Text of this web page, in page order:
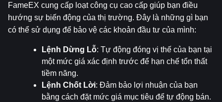
FameEX cung cấp loạt công cụ cao cấp giúp bạn điều
hướng sự biến động của thị trường. Đây là những gì bạn
có thể sử dụng để bảo vệ các khoản đầu tư của mình:
Lệnh Dừng Lỗ: Tự động đóng vị thế của bạn tại
một mức giá xác định trước để hạn chế tổn thất
tiềm năng.
Lệnh Chốt Lời: Đảm bảo lợi nhuận của bạn
bằng cách đặt mức giá mục tiêu để tự động bán.